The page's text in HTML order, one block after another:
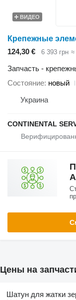
ВИДЕО
124,30 € 6 393 грн ≈
Запчасть -
Состояние новый
Украина
CONTINENTAL
Цены на
Шатун для жатки